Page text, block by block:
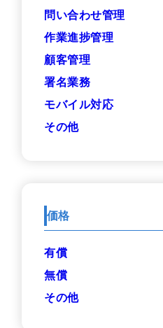
問い合わせ管理
作業進捗管理
顧客管理
署名業務
モバイル対応
その他
価格
有償
無償
その他